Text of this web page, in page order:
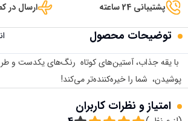
پشتیبانی 24 ساعته
ارسال در
توضیحات محصول
با یقه جذاب، آستین‌های کوتاه رنگ‌های یکدست و
پوشیدن، شما را خیره‌کننده‌تر می‌کند!
امتیاز و نظرات کاربران